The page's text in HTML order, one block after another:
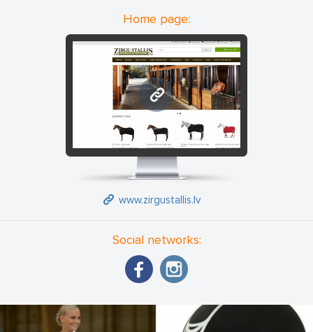
Home page:
www.zirgustallis.lv
www.zirgustallis.lv
Social networks: